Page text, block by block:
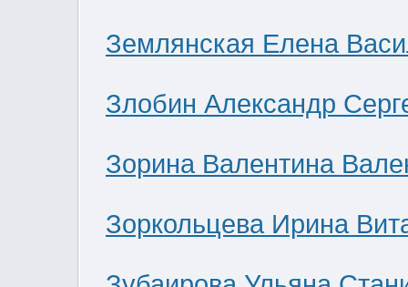
Землянская Елена
Злобин Александр
Зорина Валентина
Зоркольцева Ирина